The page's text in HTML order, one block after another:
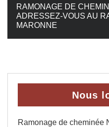
RAMONAGE DE
ADRESSEZ-VOUS AU
MARONNE
Nous
Ramonage de cheminée